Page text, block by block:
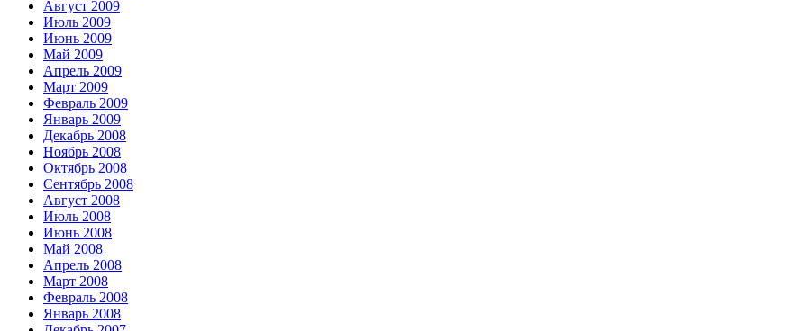
Август 2009
Июль 2009
Июнь 2009
Май 2009
Апрель 2009
Март 2009
Февраль 2009
Январь 2009
Декабрь 2008
Ноябрь 2008
Октябрь 2008
Сентябрь 2008
Август 2008
Июль 2008
Июнь 2008
Май 2008
Апрель 2008
Март 2008
Февраль 2008
Январь 2008